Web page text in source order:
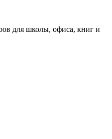
для школы, офиса, книг и